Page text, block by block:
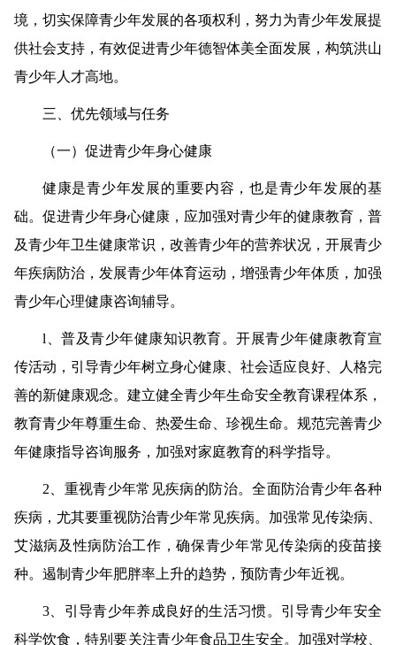
境，切实保障青少年发展的各项权利，努力为青少年发展提
供社会支持，有效促进青少年德智体美全面发展，构筑洪山
青少年人才高地。
三、优先领域与任务
（一）促进青少年身心健康
健康是青少年发展的重要内容，也是青少年发展的基
础。促进青少年身心健康，应加强对青少年的健康教育，普
及青少年卫生健康常识，改善青少年的营养状况，开展青少
年疾病防治，发展青少年体育运动，增强青少年体质，加强
青少年心理健康咨询辅导。
l 、普及青少年健康知识教育。开展青少年健康教育宣
传活动，引导青少年树立身心健康、社会适应良好、人格完
善的新健康观念。建立健全青少年生命安全教育课程体系，
教育青少年尊重生命、热爱生命、珍视生命。规范完善青少
年健康指导咨询服务，加强对家庭教育的科学指导。
2 、重视青少年常见疾病的防治。全面防治青少年各种
疾病，尤其要重视防治青少年常见疾病。加强常见传染病、
艾滋病及性病防治工作，确保青少年常见传染病的疫苗接
种。遏制青少年肥胖率上升的趋势，预防青少年近视。
3 、引导青少年养成良好的生活习惯。 引导青少年安全
科学饮食，特别要关注青少年食品卫生安全。 加强对学校、